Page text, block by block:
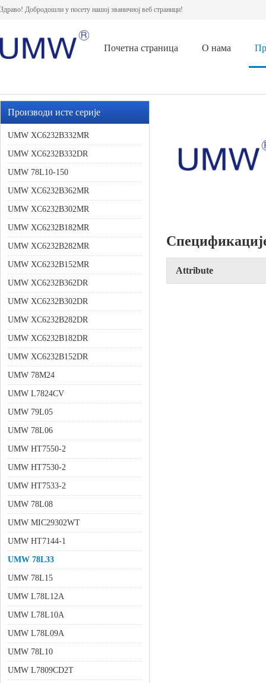
Здраво! Добродошли у посету нашој званичној веб страници!
Почетна страница О нама
Производи исте серије
UMW XC6232B332MR
UMW XC6232B332DR
UMW 78L10-150
UMW XC6232B362MR
UMW XC6232B302MR
UMW XC6232B182MR
UMW XC6232B282MR
UMW XC6232B152MR
UMW XC6232B362DR
UMW XC6232B302DR
UMW XC6232B282DR
UMW XC6232B182DR
UMW XC6232B152DR
UMW 78M24
UMW L7824CV
UMW 79L05
UMW 78L06
UMW HT7550-2
UMW HT7530-2
UMW HT7533-2
UMW 78L08
UMW MIC29302WT
UMW HT7144-1
UMW 78L33
UMW 78L15
UMW L78L12A
UMW L78L10A
UMW L78L09A
UMW 78L10
UMW L7809CD2T
Attribute